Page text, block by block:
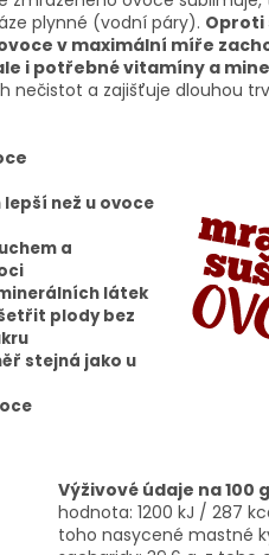
plynné (vodní páry). Oproti
v maximální míře
i potřebné vitamíny a
nečistot a zajišťuje dlouhou
než u ovoce
a
látek
plody bez
stejná jako u
Výživové údaje na 100
hodnota: 1200 kJ / 287
toho nasycené mastné